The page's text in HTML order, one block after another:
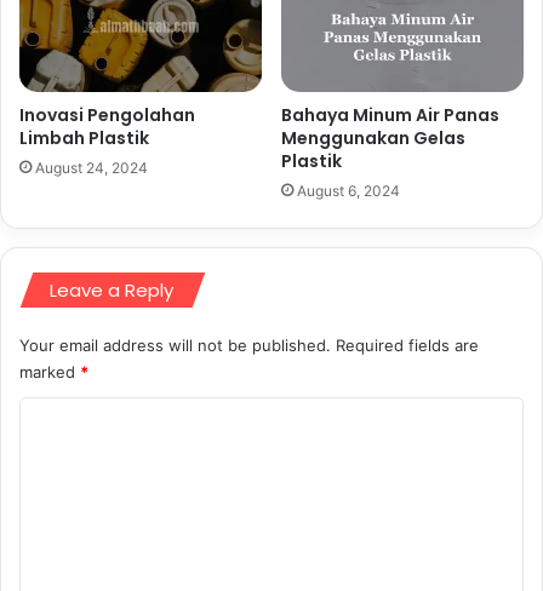
Inovasi Pengolahan
Limbah Plastik
August 24, 2024
Bahaya Minum Air Panas
Menggunakan Gelas
Plastik
August 6, 2024
Leave a Reply
Your email address will not be published. Required fields are
marked *